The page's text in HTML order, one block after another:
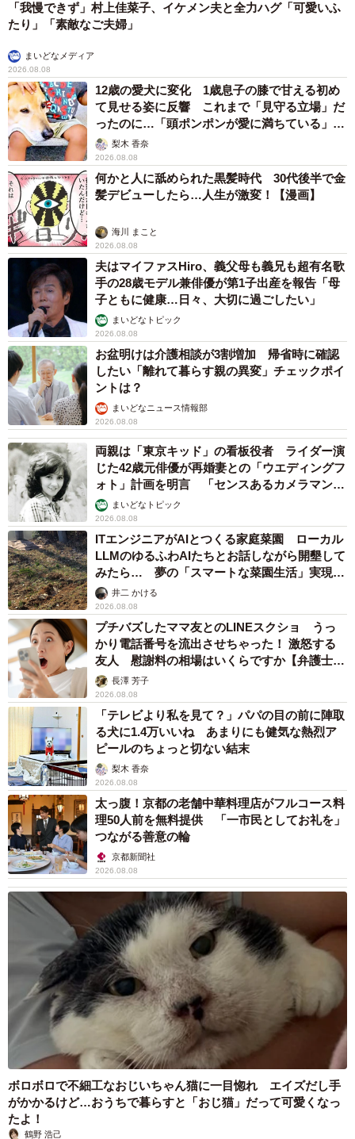
「我慢できず」村上佳菜子、イケメン夫と全力ハグ「可愛いふ
たり」「素敵なご夫婦」
まいどなメディア
2026.08.08
12歳の愛犬に変化 1歳息子の膝で甘える初め
て見せる姿に反響 これまで「見守る立場」だ
ったのに…「頭ポンポンが愛に満ちている」
「尊…」
梨木 香奈
2026.08.08
何かと人に舐められた黒髪時代 30代後半で金
髪デビューしたら…人生が激変！【漫画】
海川 まこと
2026.08.08
夫はマイファスHiro、義父母も義兄も超有名歌
手の28歳モデル兼俳優が第1子出産を報告「母
子ともに健康…日々、大切に過ごしたい」
まいどなトピック
2026.08.08
お盆明けは介護相談が3割増加 帰省時に確認
したい「離れて暮らす親の異変」チェックポイ
ントは？
まいどなニュース情報部
2026.08.08
両親は「東京キッド」の看板役者 ライダー演
じた42歳元俳優が再婚妻との「ウエディングフ
ォト」計画を明言 「センスあるカメラマン求
む」まいどなトピック
2026.08.08
ITエンジニアがAIとつくる家庭菜園 ローカル
LLMのゆるふわAIたちとお話しながら開墾して
みたら… 夢の「スマートな菜園生活」実現な
るか井二 かける
2026.08.08
プチバズしたママ友とのLINEスクショ うっ
かり電話番号を流出させちゃった！ 激怒する
友人 慰謝料の相場はいくらですか【弁護士が
解説】長澤 芳子
2026.08.08
「テレビより私を見て？」パパの目の前に陣取
る犬に1.4万いいね あまりにも健気な熱烈ア
ピールのちょっと切ない結末
梨木 香奈
2026.08.08
太っ腹！京都の老舗中華料理店がフルコース料
理50人前を無料提供 「一市民としてお礼を」
つながる善意の輪
京都新聞社
2026.08.08
ボロボロで不細工なおじいちゃん猫に一目惚れ エイズだし手
がかかるけど…おうちで暮らすと「おじ猫」だって可愛くなっ
たよ！
鶴野 浩己